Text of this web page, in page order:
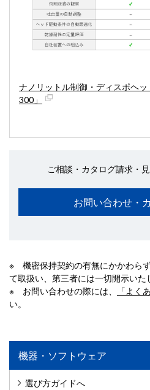
ナノリットル制御・ディスポヘ
300」
ご相談・カタログ請求・
お問い合わせ・
※ 機密保持契約の有無にかかわら
て取扱い、第三者には一切開示いた
※ お問い合わせの際には、
「よく
い。
機器・ソフトウェア
選び方ガイドへ